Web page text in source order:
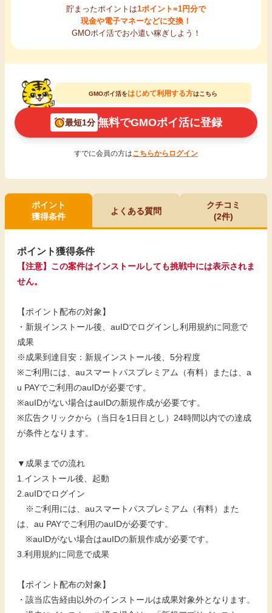
貯まったポイントは1ポイント=1円分で
現金や電子マネーなどに交換！
GMOポイ活でお小遣い稼ぎしよう！
GMOポイ活をはじめて利用する方はこちら
最短1分 無料でGMOポイ活に登録
すでに会員の方はこちらからログイン
ポイント
獲得条件
よくある質問
クチコミ
(2件)
ポイント獲得条件
【注意】この案件はインストールしても挑戦中には表示されま
せん。
【ポイント配布の対象】
・新規インストール後、auIDでログインし利用規約に同意で
成果
※成果到達目安：新規インストール後、5分程度
※ご利用には、auスマートパスプレミアム（有料）または、a
u PAYでご利用のauIDが必要です。
※auIDがない場合はauIDの新規作成が必要です。
※広告クリックから（当日を1日目とし）24時間以内での達成
が条件となります。
▼成果までの流れ
1.インストール後、起動
2.auIDでログイン
※ご利用には、auスマートパスプレミアム（有料）また
は、au PAYでご利用のauIDが必要です。
※auIDがない場合はauIDの新規作成が必要です。
3.利用規約に同意で成果
【ポイント配布の対象】
・該当広告経由以外のインストールは成果対象外となります。